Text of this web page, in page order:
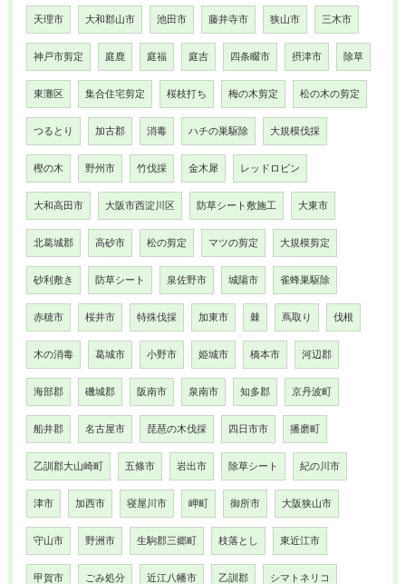
天理市 大和郡山市 池田市 藤井寺市 狭山市 三木市
神戸市剪定 庭鹿 庭福 庭吉 四条畷市 摂津市 除草
東灘区 集合住宅剪定 桜枝打ち 梅の木剪定 松の木の剪定
つるとり 加古郡 消毒 ハチの巣駆除 大規模伐採
樫の木 野州市 竹伐採 金木犀 レッドロビン
大和高田市 大阪市西淀川区 防草シート敷施工 大東市
北葛城郡 高砂市 松の剪定 マツの剪定 大規模剪定
砂利敷き 防草シート 泉佐野市 城陽市 雀蜂巣駆除
赤穂市 桜井市 特殊伐採 加東市 棘 蔦取り 伐根
木の消毒 葛城市 小野市 姫城市 橋本市 河辺郡
海部郡 磯城郡 阪南市 泉南市 知多郡 京丹波町
船井郡 名古屋市 琵琶の木伐採 四日市市 播磨町
乙訓郡大山崎町 五條市 岩出市 除草シート 紀の川市
津市 加西市 寝屋川市 岬町 御所市 大阪狭山市
守山市 野洲市 生駒郡三郷町 枝落とし 東近江市
甲賀市 ごみ処分 近江八幡市 乙訓郡 シマトネリコ